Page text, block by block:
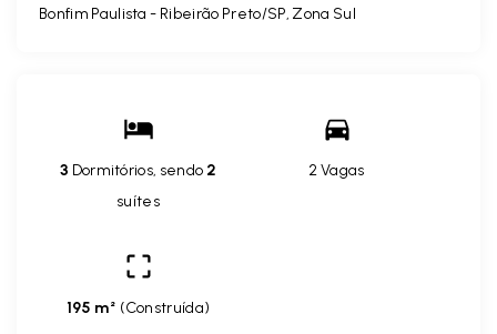
Bonfim Paulista - Ribeirão Preto/SP, Zona Sul
3 Dormitórios, sendo 2
suítes
2 Vagas
195 m² (Construída)